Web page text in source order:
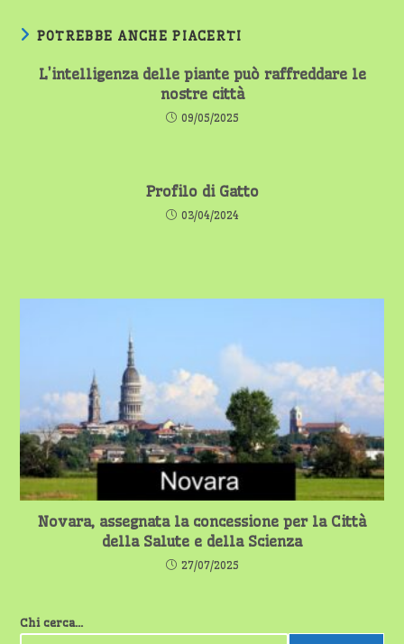
POTREBBE ANCHE PIACERTI
L’intelligenza delle piante può raffreddare le
nostre città
09/05/2025
Profilo di Gatto
03/04/2024
Novara, assegnata la concessione per la Città
della Salute e della Scienza
27/07/2025
Chi cerca...